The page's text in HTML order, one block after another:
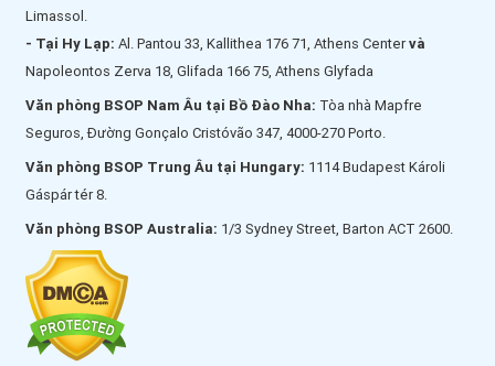
Limassol.
- Tại Hy Lạp: Al. Pantou 33, Kallithea 176 71, Athens Centervà
Napoleontos Zerva 18, Glifada 166 75, Athens Glyfada
Văn phòng BSOP Nam Âu tại Bồ Đào Nha: Tòa nhà Mapfre
Seguros, Đường Gonçalo Cristóvão 347, 4000-270 Porto.
Văn phòng BSOP Trung Âu tại Hungary: 1114 Budapest Károli
Gáspár tér 8.
Văn phòng BSOP Australia: 1/3 Sydney Street, Barton ACT 2600.